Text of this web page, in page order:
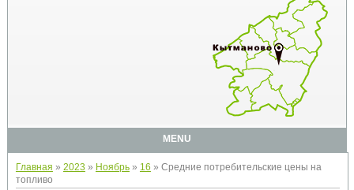
MENU
Главная » 2023 » Ноябрь » 16 » Средние потребительские цены на
топливо